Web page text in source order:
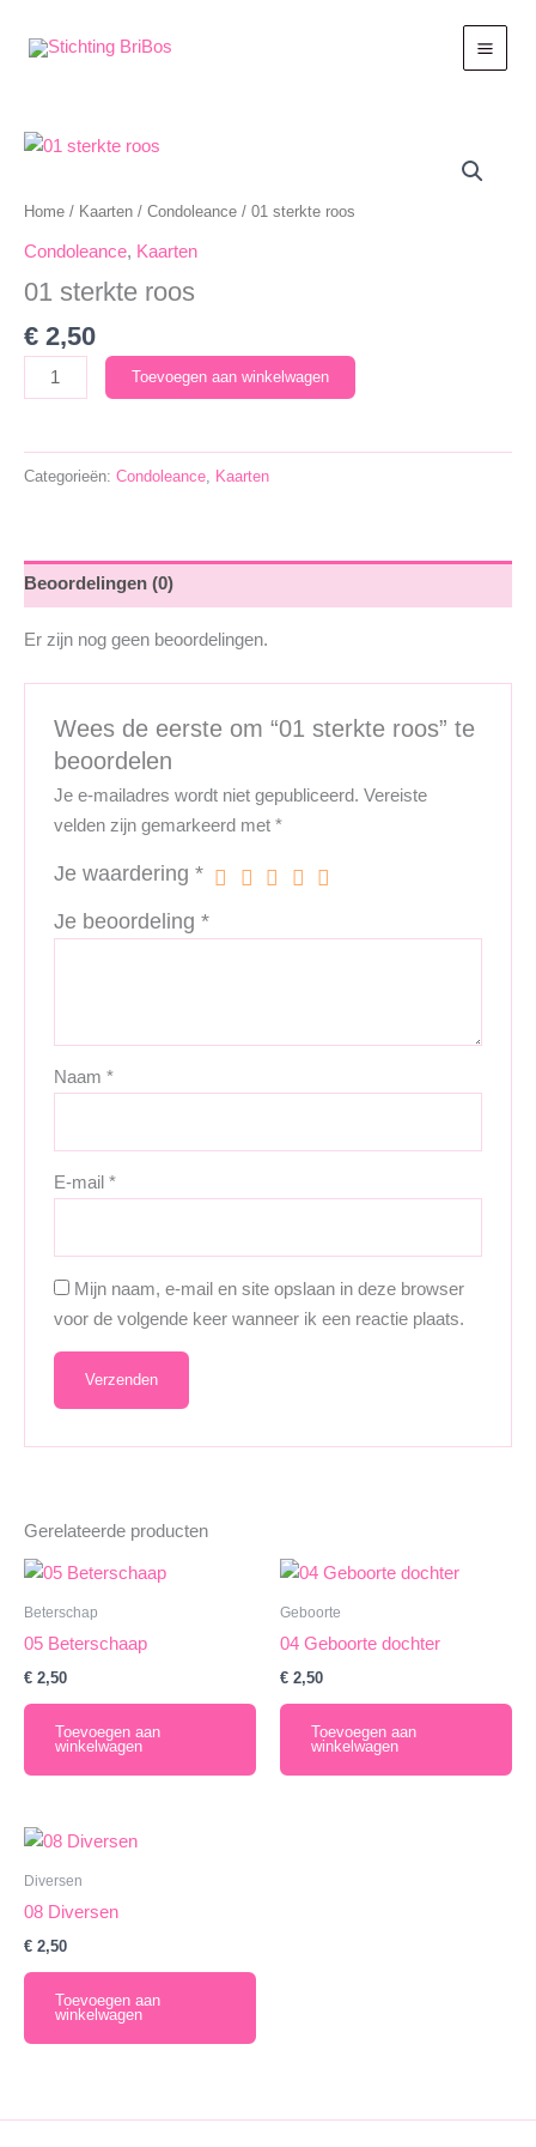
naar
Home / Kaarten / Condoleance / 01 sterkte roos
Condoleance, Kaarten
01 sterkte roos
€ 2,50
sterkte
aantal
Toevoegen aan winkelwagen
Categorieën: Condoleance Kaarten
Beoordelingen (0)
Er zijn nog geen beoordelingen.
Wees de eerste om “01 sterkte roos” te
beoordelen
Je e-mailadres wordt niet gepubliceerd. Vereiste
velden zijn gemarkeerd met*
Je waardering*
Je beoordeling*
Naam*
E-mail*
Mijn naam, e-mail en site opslaan in deze browser
voor de volgende keer wanneer ik een reactie plaats.
Gerelateerde producten
Beterschap
05 Beterschaap
€ 2,50
Toevoegen aan
winkelwagen
Geboorte
04 Geboorte dochter
€ 2,50
Toevoegen aan
winkelwagen
Diversen
08 Diversen
€ 2,50
Toevoegen aan
winkelwagen